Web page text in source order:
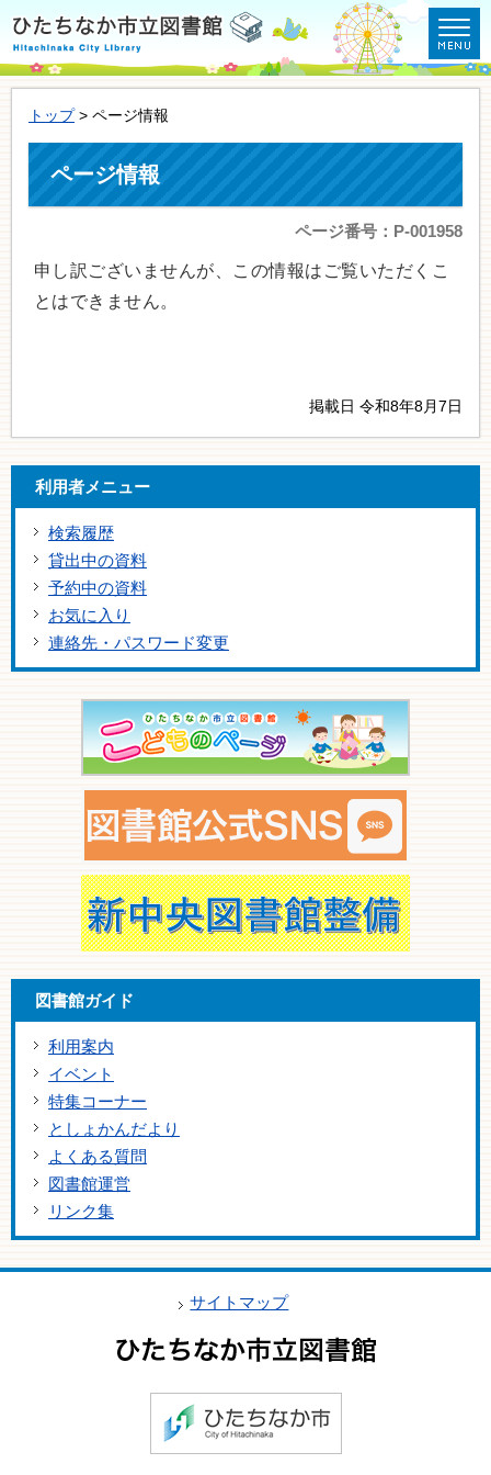
トップ> ページ情報
ページ情報
ページ番号：P-001958
申し訳ございませんが、この情報はご覧いただくこ
とはできません。
掲載日 令和8年8月7日
利用者メニュー
検索履歴
貸出中の資料
予約中の資料
お気に入り
連絡先・パスワード変更
図書館ガイド
利用案内
イベント
特集コーナー
としょかんだより
よくある質問
図書館運営
リンク集
サイトマップ